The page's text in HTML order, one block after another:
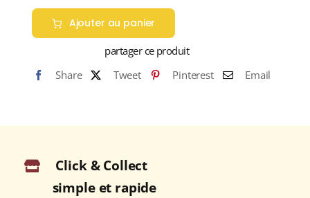
de
COLOMBIE
"HUILA
SUPREMO
IGP"
Arabica)
Ajouter au panier
partager ce produit
Share
Tweet Pinterest Email
Click & Collect
simple et rapide